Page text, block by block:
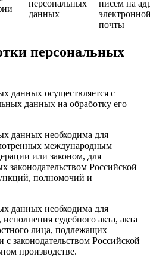
персональных
данных
писем на
почты
персональных
данных осуществляется с
данных на обработку его
данных необходима для
международным
или законом, для
законодательством Российской
полномочий и
данных необходима для
судебного акта, акта
лица, подлежащих
законодательством Российской
производстве.